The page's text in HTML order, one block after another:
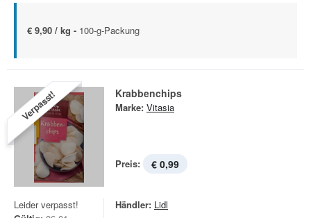
€ 9,90 / kg - 100-g-Packung
Verpasst! Krabbenchips
Marke: Vitasia
Preis: € 0,99
Leider verpasst!
Händler: Lidl